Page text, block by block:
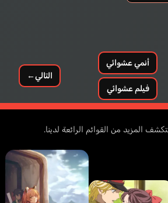
أنمي عشوائي
فيلم عشوائي
التالي←
المزيد من القوائم الرائعة لدينا.